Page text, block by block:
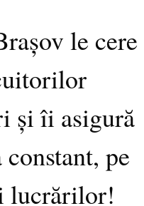
le cere
și îi asigură
pe
lucrărilor!